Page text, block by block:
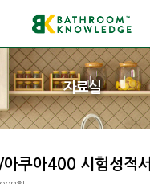
자료실
쿠아400 시험성적서